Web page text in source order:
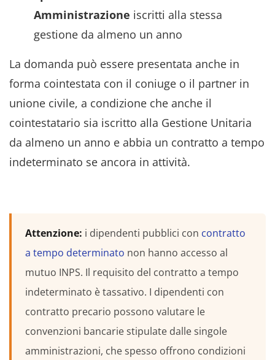
Amministrazione iscritti alla stessa
gestione da almeno un anno
La domanda può essere presentata anche in
forma cointestata con il coniuge o il partner in
unione civile, a condizione che anche il
cointestatario sia iscritto alla Gestione Unitaria
da almeno un anno e abbia un contratto a tempo
indeterminato se ancora in attività.
Attenzione: i dipendenti pubblici con contratto
a tempo determinato non hanno accesso al
mutuo INPS. Il requisito del contratto a tempo
indeterminato è tassativo. I dipendenti con
contratto precario possono valutare le
convenzioni bancarie stipulate dalle singole
amministrazioni, che spesso offrono condizioni